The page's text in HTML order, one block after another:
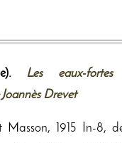
Les eaux-
Drevet
Masson, 1915 In-8,